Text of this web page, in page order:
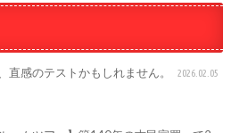
直感のテストかもしれません。 2026.02.05